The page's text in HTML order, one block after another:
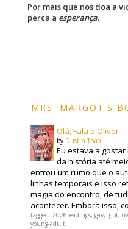
Por mais que nos doa a
perca a esperança.
MRS. MARGOT'S
Olá, Fala o Oliver
by Dustin Thao
Eu estava a
da história até
entrou um rumo que o
linhas temporais e isso
magia do encontro, de
acontecer. Embora isso,
tagged: 2026readings, gay, lgbt,
young-adult